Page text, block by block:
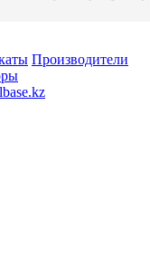
Производители